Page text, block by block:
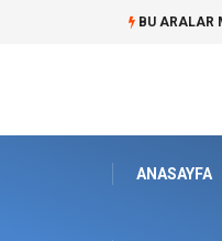
BU ARALAR
ANASAYFA